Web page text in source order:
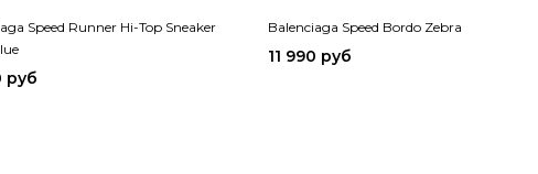
Speed Runner Hi-Top Sneaker
руб
Balenciaga Speed Bordo Zebra
11 990 руб